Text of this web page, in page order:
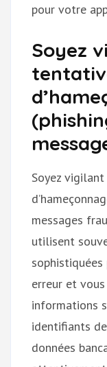
pour votre
Soyez
Soyez
messages
utilisent
erreur et
informations
identifiants
données